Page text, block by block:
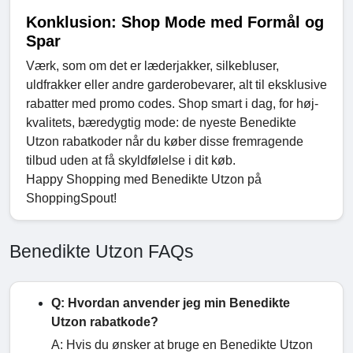
Konklusion: Shop Mode med Formål og
Spar
Værk, som om det er læderjakker, silkebluser,
uldfrakker eller andre garderobevarer, alt til eksklusive
rabatter med promo codes. Shop smart i dag, for høj-
kvalitets, bæredygtig mode: de nyeste Benedikte
Utzon rabatkoder når du køber disse fremragende
tilbud uden at få skyldfølelse i dit køb.
Happy Shopping med Benedikte Utzon på
ShoppingSpout!
Benedikte Utzon FAQs
Q: Hvordan anvender jeg min Benedikte
Utzon rabatkode?
A: Hvis du ønsker at bruge en Benedikte Utzon